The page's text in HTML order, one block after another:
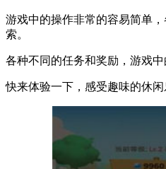
游戏中的操作非常的容易简单
索。
各种不同的任务和奖励，游戏
快来体验一下，感受趣味的休闲